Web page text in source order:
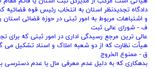
دادگاه تجدیدنظر استان به انتخاب رئیس قوه قضائیه
و اشتباهات مربوط به امور ثبتی در حوزه قضائی
ف - شورای عالی ثبت
عالی ترین مرجع رسیدگی اداری در امور ثبتی که برای
هیأت نظارت که از دو شعبه املاک و اسناد تشکیل می‌
ق - ممنوع‌ الخروج
بدهکاری که به دلیل عدم معرفی مال یا عدم دسترسی